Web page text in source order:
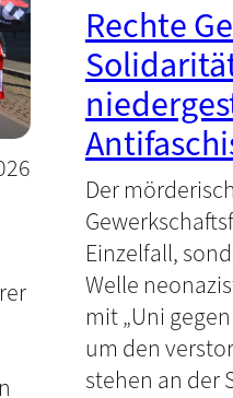
Rechte
Der
Einzelfall,
Welle
mit „Uni
um den
stehen an der